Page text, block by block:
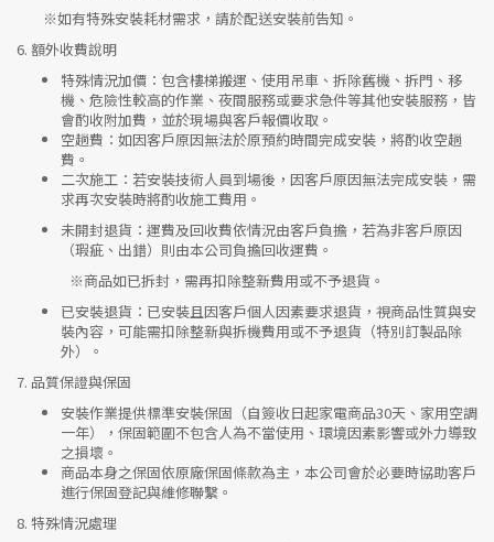
※如有特殊安裝耗材需求，請於配送安裝前告知。
6. 額外收費說明
特殊情況加價 ：包含樓梯搬運、使用吊車、拆除舊機、拆門、移
機、危險性較高的作業、夜間服務或要求急件等其他安裝服務，皆
會酌收附加費，並於現場與客戶報價收取。
空趟費 ：如因客戶原因無法於原預約時間完成安裝，將酌收空趟
費。
二次施工 ：若安裝技術人員到場後，因客戶原因無法完成安裝，需
求再次安裝時將酌收施工費用。
未開封退貨 ：運費及回收費依情況由客戶負擔，若為非客戶原因
（瑕疵、出錯）則由本公司負擔回收運費。
※商品如已拆封，需再扣除整新費用或不予退貨。
已安裝退貨 ：已安裝且因客戶個人因素要求退貨，視商品性質與安
裝內容，可能需扣除整新與拆機費用或不予退貨（特別訂製品除
外）。
7. 品質保證與保固
安裝作業提供標準安裝保固（自簽收日起家電商品30天、家用空調
一年），保固範圍不包含人為不當使用、環境因素影響或外力導致
之損壞。
商品本身之保固依原廠保固條款為主，本公司會於必要時協助客戶
進行保固登記與維修聯繫。
8. 特殊情況處理